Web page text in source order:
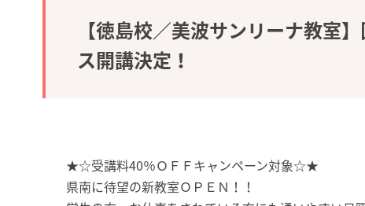
【徳島校／美波サンリーナ教室
ス開講決定！
★☆受講料40％ＯＦＦキャンペーン対象☆★
県南に待望の新教室ＯＰＥＮ！！